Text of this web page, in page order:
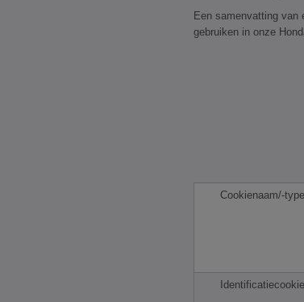
Een samenvatting van
gebruiken in onze
Cookienaam/-type
Identificatiecookie